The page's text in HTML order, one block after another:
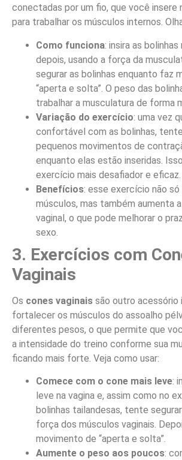
conectadas por um fio, que você insere
para trabalhar os músculos internos.
Como funciona: insira as bolinhas
depois, usando a força da
segurar as bolinhas enquanto faz
“aperta e solta”. O peso das
trabalhar a musculatura de forma
Variação do exercício: uma vez
confortável com as bolinhas,
pequenos movimentos de
enquanto elas estão inseridas.
exercício mais desafiador e eficaz.
Benefícios: esse exercício não
músculos, mas também aumenta
vaginal, o que pode melhorar o
sexo.
3. Exercícios com
Vaginais
Os cones vaginais são outro acessório
fortalecer os músculos do assoalho
diferentes pesos, o que permite que
a intensidade do treino conforme sua
ficando mais forte. Veja como usar:
Comece com o cone mais leve:
leve na vagina e, assim como no
bolinhas tailandesas, tente
força dos músculos vaginais.
movimento de “aperta e solta”.
Aumente o peso aos poucos: